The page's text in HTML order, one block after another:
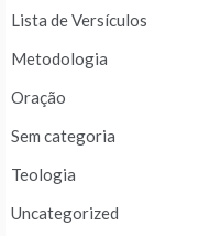
Lista de Versículos
Metodologia
Oração
Sem categoria
Teologia
Uncategorized